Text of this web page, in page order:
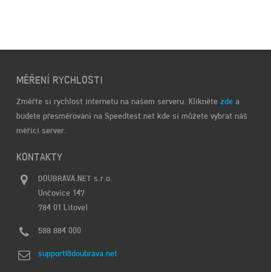
MĚŘENÍ RYCHLOSTI
Změřte si rychlost internetu na našem serveru. Klikněte zdea
budete přesměrování na Speedtest.net kde si můžete vybrat náš
měřící server.
KONTAKTY
DOUBRAVA.NET s.r.o.
Unčovice 147
784 01 Litovel
588 884 000
support@doubrava.net